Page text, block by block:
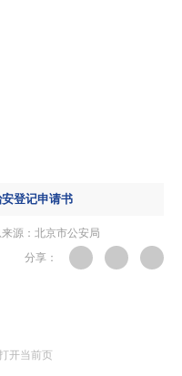
登记申请书
源：北京市公安局
分享：
开当前页